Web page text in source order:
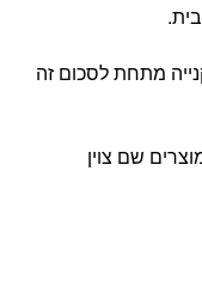
בקנייה מתחת לסכום זה
מוצרים שם צוין